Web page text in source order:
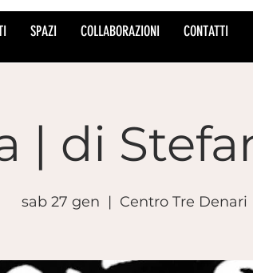
SPAZI COLLABORAZIONI CONTATTI
| di
sab 27 gen
  |
Centro Tre Denari